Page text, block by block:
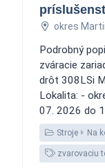
okres
Podrobný
zváracie
drôt 308LSi
Lokalita: -
07. 2026 do
Stroje Na
zvarovaciu